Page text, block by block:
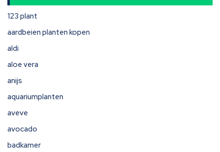
123 plant
aardbeien planten kopen
aldi
aloe vera
anijs
aquariumplanten
aveve
avocado
badkamer